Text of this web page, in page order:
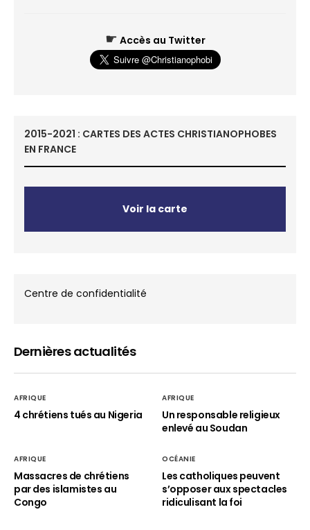
☛ Accès au Twitter
2015-2021 : CARTES DES ACTES CHRISTIANOPHOBES
EN FRANCE
Voir la carte
Centre de confidentialité
Dernières actualités
AFRIQUE
4 chrétiens tués au Nigeria
AFRIQUE
Un responsable religieux
enlevé au Soudan
AFRIQUE
Massacres de chrétiens
par des islamistes au
Congo
OCÉANIE
Les catholiques peuvent
s’opposer aux spectacles
ridiculisant la foi